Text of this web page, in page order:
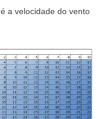
é a velocidade do vento